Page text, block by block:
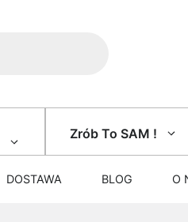
Zrób To SAM !
DOSTAWA BLOG O